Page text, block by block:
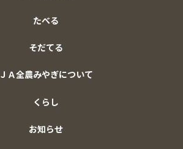
たべる
そだてる
ＪＡ全農みやぎについて
くらし
お知らせ